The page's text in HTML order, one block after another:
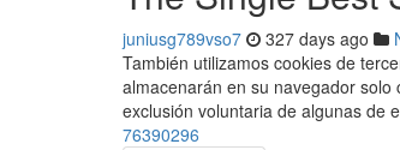
juniusg789vso7 327 days ago
También utilizamos cookies de
almacenarán en su navegador
exclusión voluntaria de algunas de
76390296